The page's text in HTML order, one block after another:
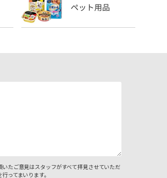
たご意見はスタッフがすべて拝見させていただ
ってまいります。